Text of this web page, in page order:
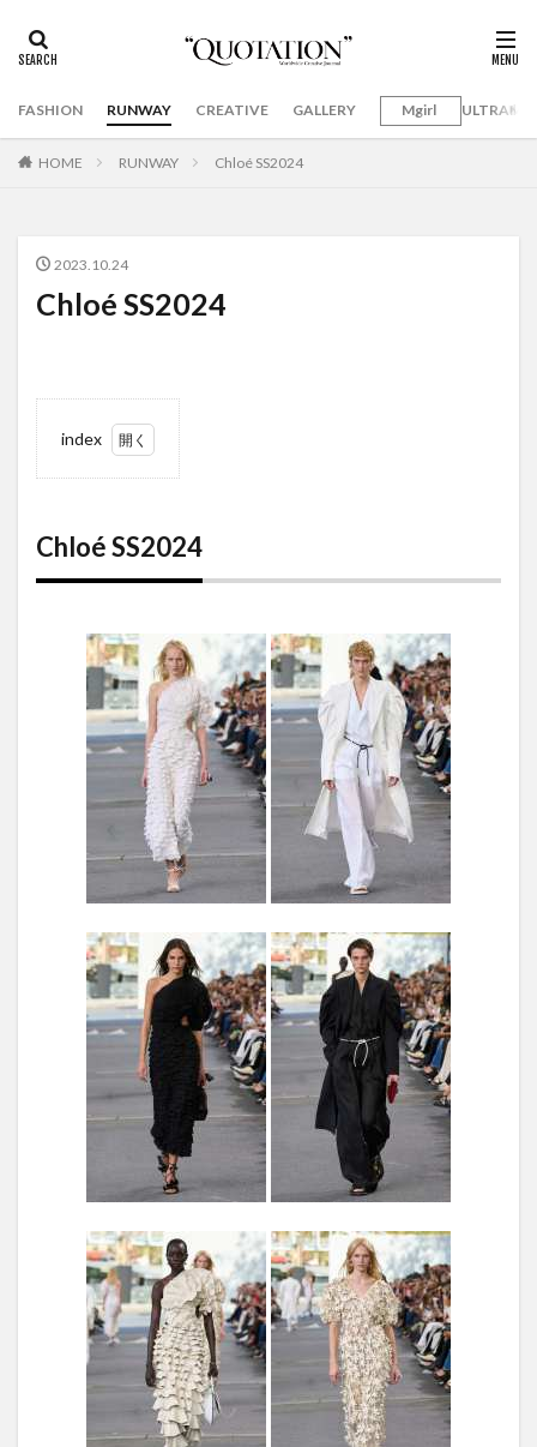
FASHION RUNWAY CREATIVE GALLERY Mgirl
HOME RUNWAY Chloé SS2024
2023.10.24
Chloé SS2024
index
1
Chloé SS2024